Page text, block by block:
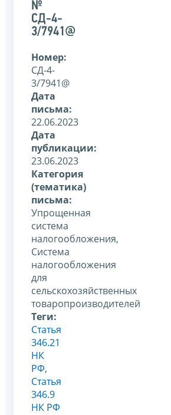
№
СД-4-
3/7941@
Номер:
СД-4-
3/7941@
Дата
письма:
22.06.2023
Дата
публикации:
23.06.2023
Категория
(тематика)
письма:
Упрощенная
система
налогообложения,
Система
налогообложения
для
сельскохозяйственных
товаропроизводителей
Теги:
Статья
346.21
НК
РФ,
Статья
346.9
НК РФ